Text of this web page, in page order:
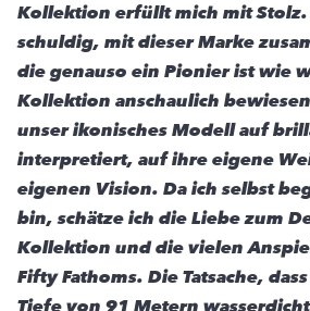
Kollektion erfüllt mich mit Stolz.
schuldig, mit dieser Marke
die genauso ein Pionier ist wie
Kollektion anschaulich
unser ikonisches Modell auf
interpretiert, auf ihre eigene
eigenen Vision. Da ich selbst
bin, schätze ich die Liebe zum
Kollektion und die vielen
Fifty Fathoms. Die Tatsache,